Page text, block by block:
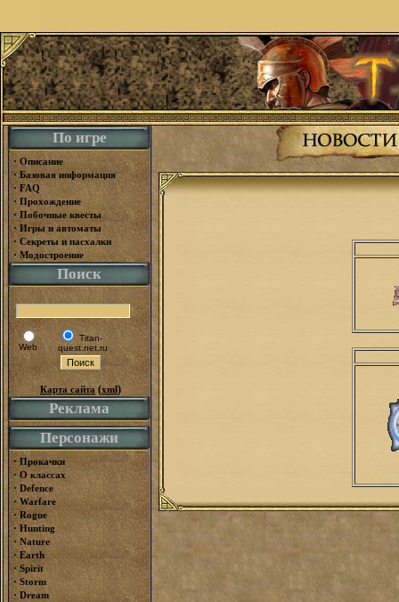
По игре
· Описание
· Базовая информация
· FAQ
· Прохождение
· Побочные квесты
· Игры и автоматы
· Секреты и пасхалки
· Модостроение
Поиск
Web
Titan-
quest.net.ru
Карта сайта (xml)
Реклама
Персонажи
·Прокачки
·О классах
·Defence
· Warfare
·Rogue
· Hunting
·Nature
·Earth
·Spirit
· Storm
·Dream